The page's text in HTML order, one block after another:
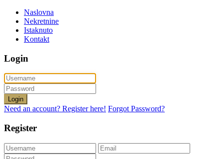
Naslovna
Nekretnine
Istaknuto
Kontakt
Login
Login
Need an account? Register here! Forgot Password?
Register